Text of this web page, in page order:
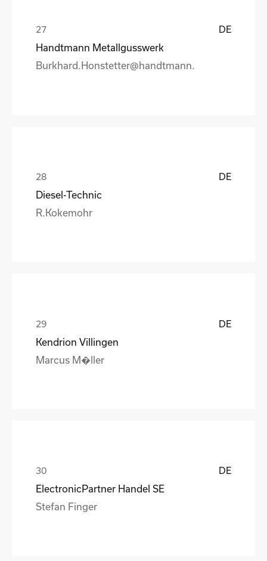
DE
Handtmann Metallgusswerk
Burkhard.Honstetter@handtmann.
DE
Diesel-Technic
R.Kokemohr
DE
Kendrion Villingen
Marcus M�ller
DE
ElectronicPartner Handel SE
Stefan Finger